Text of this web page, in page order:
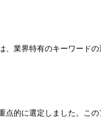
リーチすることが可能に
なっています。